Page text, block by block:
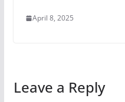
April 8, 2025
Leave a Reply